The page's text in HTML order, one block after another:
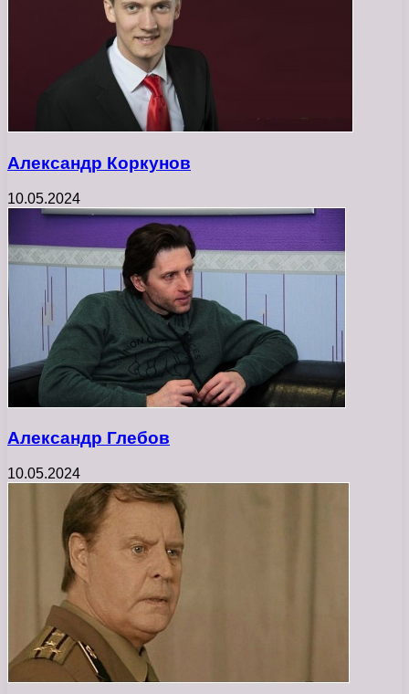
Александр Коркунов
10.05.2024
Александр Глебов
10.05.2024